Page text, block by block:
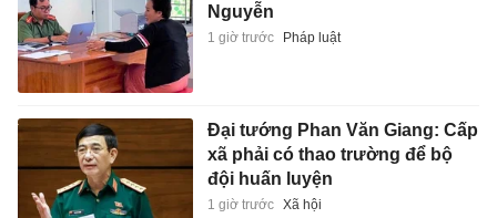
Nguyễn
1 giờ trước Pháp luật
Đại tướng Phan Văn Giang: Cấp
xã phải có thao trường để bộ
đội huấn luyện
1 giờ trước Xã hội